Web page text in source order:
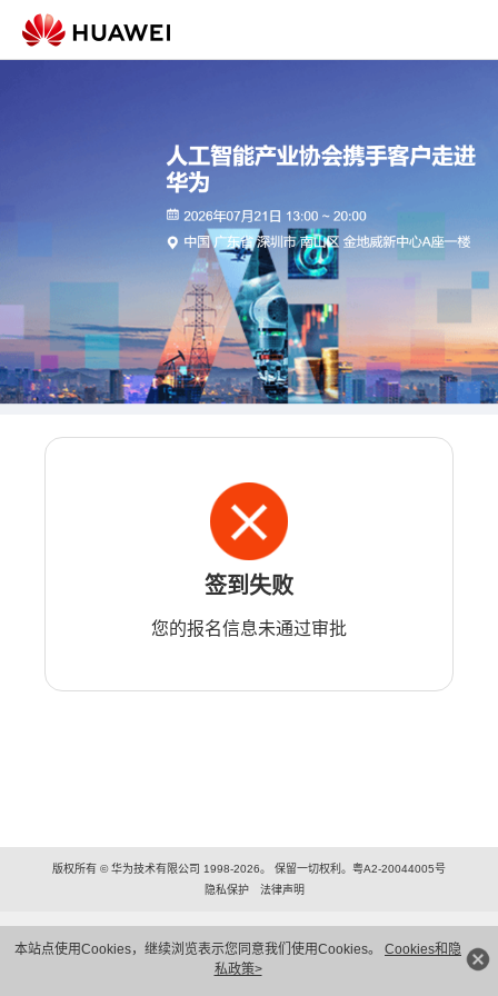
本站点使用Cookies，继续浏览表示您同意我们使用Cookies。 Cookies和隐
私政策>
签到失败
您的报名信息未通过审批
版权所有 © 华为技术有限公司 1998-2026。 保留一切权利。粤A2-20044005号
隐私保护
法律声明